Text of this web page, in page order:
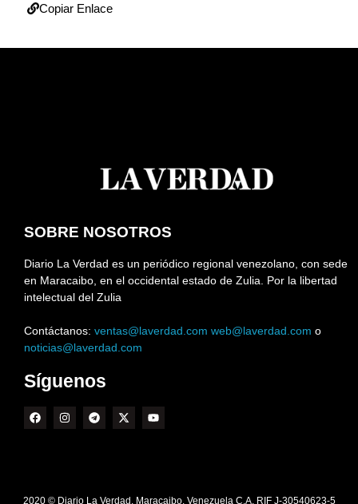
Copiar Enlace
SOBRE NOSOTROS
Diario La Verdad es un periódico regional venezolano, con sede
en Maracaibo, en el occidental estado de Zulia. Por la libertad
intelectual del Zulia
Contáctanos: ventas@laverdad.com web@laverdad.com o
noticias@laverdad.com
Síguenos
2020 © Diario La Verdad. Maracaibo. Venezuela C.A. RIF J-30540623-5